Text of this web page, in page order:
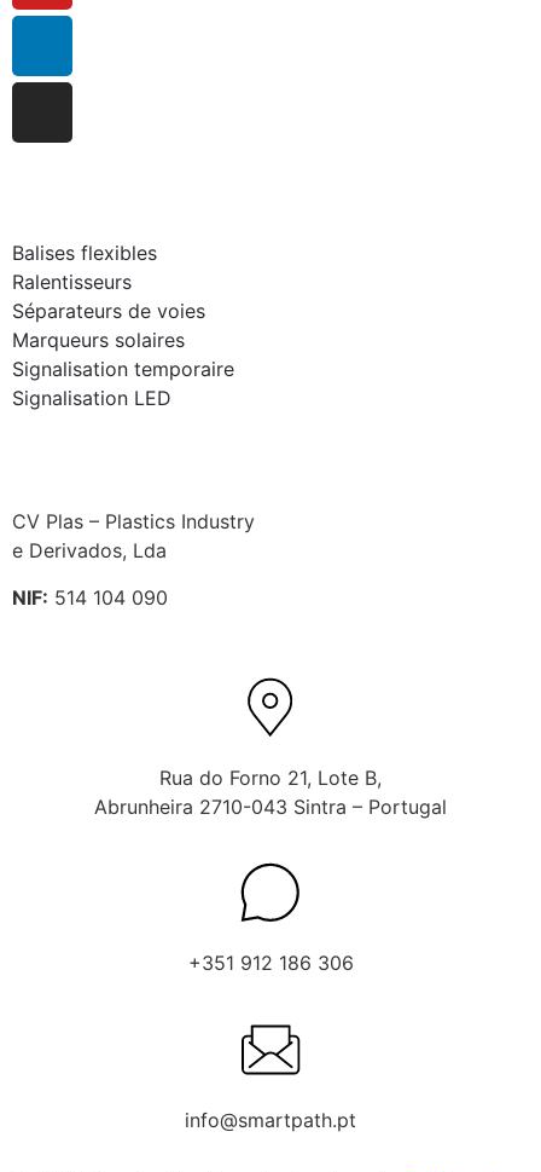
Balises flexibles
Ralentisseurs
Séparateurs de voies
Marqueurs solaires
Signalisation temporaire
Signalisation LED
CV Plas – Plastics Industry
e Derivados, Lda
NIF: 514 104 090
Rua do Forno 21, Lote B,
Abrunheira 2710-043 Sintra – Portugal
+351 912 186 306
info@smartpath.pt